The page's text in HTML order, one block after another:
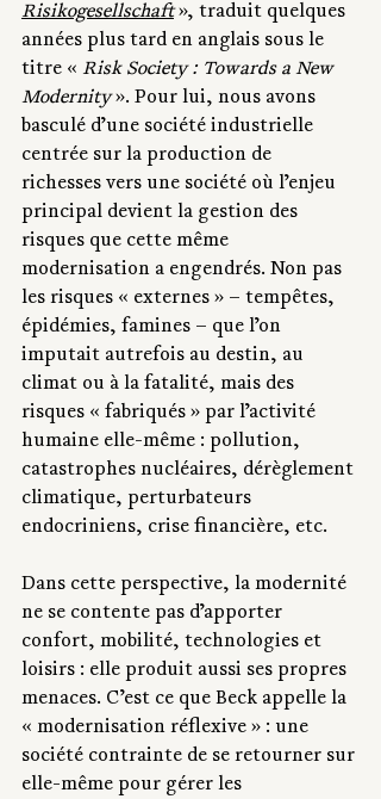
Risikogesellschaft », traduit quelques
années plus tard en anglais sous le
titre « Risk Society : Towards a New
Modernity ». Pour lui, nous avons
basculé d’une société industrielle
centrée sur la production de
richesses vers une société où l’enjeu
principal devient la gestion des
risques que cette même
modernisation a engendrés. Non pas
les risques « externes » – tempêtes,
épidémies, famines – que l’on
imputait autrefois au destin, au
climat ou à la fatalité, mais des
risques « fabriqués » par l’activité
humaine elle-même : pollution,
catastrophes nucléaires, dérèglement
climatique, perturbateurs
endocriniens, crise financière, etc.
Dans cette perspective, la modernité
ne se contente pas d’apporter
confort, mobilité, technologies et
loisirs : elle produit aussi ses propres
menaces. C’est ce que Beck appelle la
« modernisation réflexive » : une
société contrainte de se retourner sur
elle-même pour gérer les